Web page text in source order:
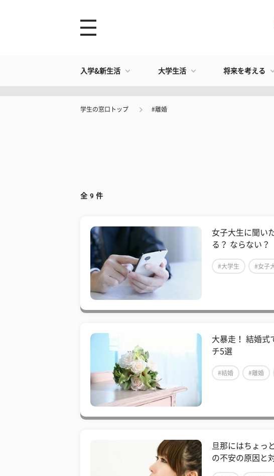
入学&新生活 大学生活 将来を考える
学生の窓口トップ #離婚
全 9 件
女子大生に聞い
る？ ならない？
#大学生 #女子
大暴走！ 結婚式
チ5選
#結婚 #離婚
旦那にはちょっ
の不安の原因と